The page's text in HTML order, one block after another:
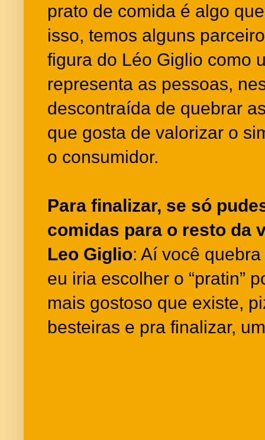
prato de comida é algo
isso, temos alguns
figura do Léo Giglio como
representa as pessoas,
descontraída de quebrar
que gosta de valorizar o
o consumidor.
Para finalizar, se só
comidas para o resto da
Leo Giglio: Aí você
eu iria escolher o “pratin”
mais gostoso que existe,
besteiras e pra finalizar,